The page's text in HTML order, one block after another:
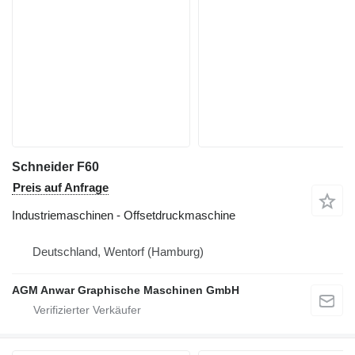
Schneider F60
Preis auf Anfrage
Industriemaschinen - Offsetdruckmaschine
Deutschland, Wentorf (Hamburg)
AGM Anwar Graphische Maschinen GmbH